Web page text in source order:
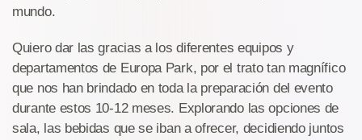
mundo.
Quiero dar las gracias a los diferentes equipos y
departamentos de Europa Park, por el trato tan magnífico
que nos han brindado en toda la preparación del evento
durante estos 10-12 meses. Explorando las opciones de
sala, las bebidas que se iban a ofrecer, decidiendo juntos